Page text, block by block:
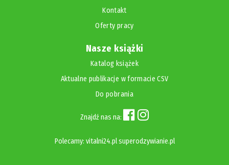
Kontakt
Oferty pracy
Nasze książki
Katalog książek
Aktualne publikacje w formacie CSV
Do pobrania
Znajdź nas na:
Polecamy: vitalni24.pl superodzywianie.pl